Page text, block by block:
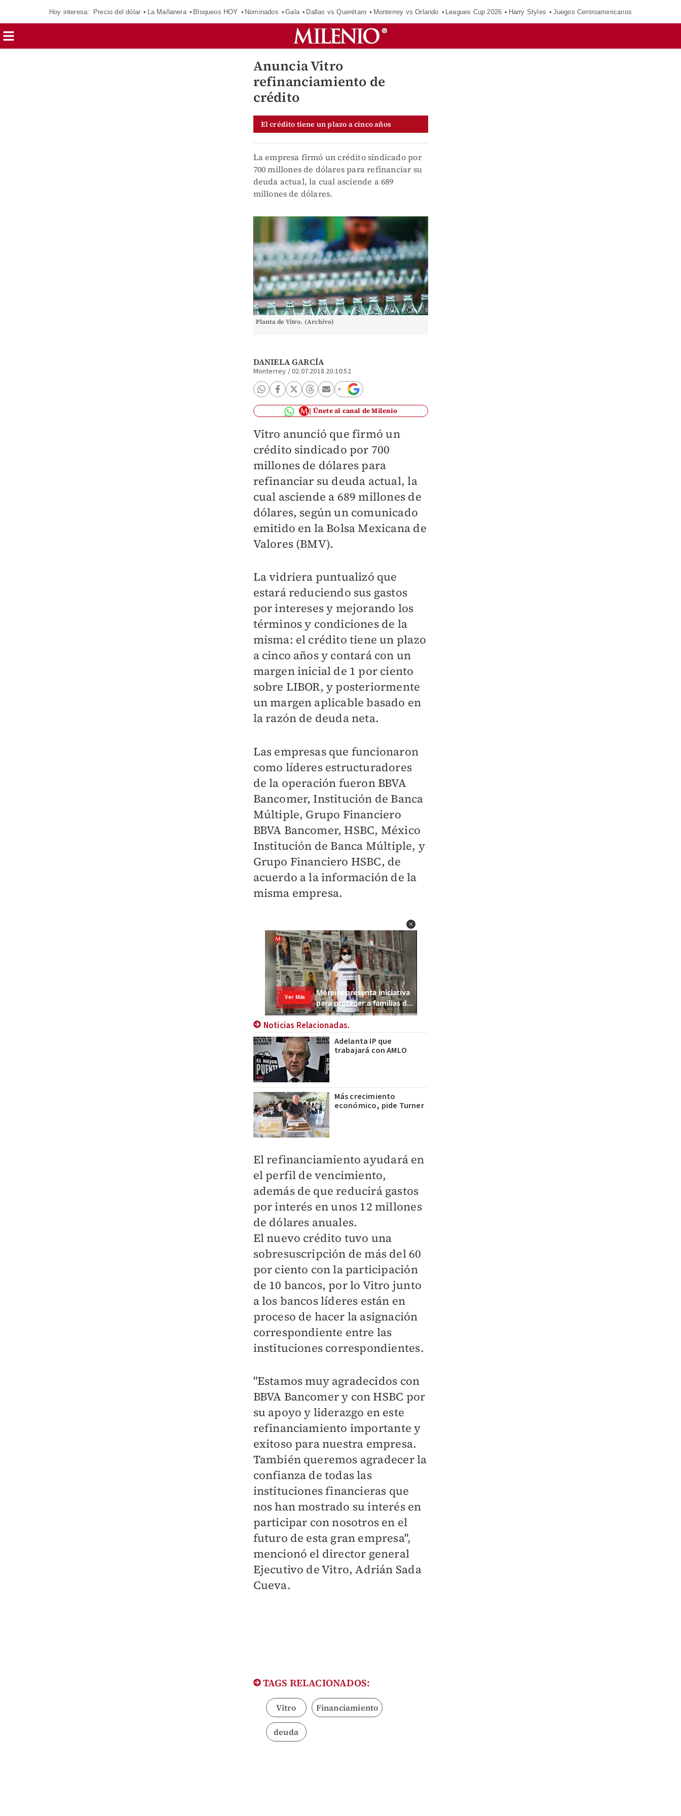
Hoy interesa: Precio del dólar La Mañanera Bloqueos HOY Nominados Gala Dallas vs Querétaro Monterrey vs Orlando Leagues Cup 2026 Harry Styles Juegos Centroamericanos
Anuncia Vitro
refinanciamiento de
crédito
El crédito tiene un plazo a cinco años
La empresa firmó un crédito sindicado por
700 millones de dólares para refinanciar su
deuda actual, la cual asciende a 689
millones de dólares.
Planta de Vitro. (Archivo)
DANIELA GARCÍA
Monterrey /02.07.2018 20:10:52
Únete al canal de Milenio
Vitro anunció que firmó un
crédito sindicado por 700
millones de dólares para
refinanciar su deuda actual, la
cual asciende a 689 millones de
dólares, según un comunicado
emitido en la Bolsa Mexicana de
Valores (BMV).
La vidriera puntualizó que
estará reduciendo sus gastos
por intereses y mejorando los
términos y condiciones de la
misma: el crédito tiene un plazo
a cinco años y contará con un
margen inicial de 1 por ciento
sobre LIBOR, y posteriormente
un margen aplicable basado en
la razón de deuda neta.
Las empresas que funcionaron
como líderes estructuradores
de la operación fueron BBVA
Bancomer, Institución de Banca
Múltiple, Grupo Financiero
BBVA Bancomer, HSBC, México
Institución de Banca Múltiple, y
Grupo Financiero HSBC, de
acuerdo a la información de la
misma empresa.
Noticias Relacionadas.
Adelanta IP que
trabajará con AMLO
Más crecimiento
económico, pide Turner
El refinanciamiento ayudará en
el perfil de vencimiento,
además de que reducirá gastos
por interés en unos 12 millones
de dólares anuales.
El nuevo crédito tuvo una
sobresuscripción de más del 60
por ciento con la participación
de 10 bancos, por lo Vitro junto
a los bancos líderes están en
proceso de hacer la asignación
correspondiente entre las
instituciones correspondientes.
"Estamos muy agradecidos con
BBVA Bancomer y con HSBC por
su apoyo y liderazgo en este
refinanciamiento importante y
exitoso para nuestra empresa.
También queremos agradecer la
confianza de todas las
instituciones financieras que
nos han mostrado su interés en
participar con nosotros en el
futuro de esta gran empresa",
mencionó el director general
Ejecutivo de Vitro, Adrián Sada
Cueva.
TAGS RELACIONADOS:
Vitro Financiamiento
deuda